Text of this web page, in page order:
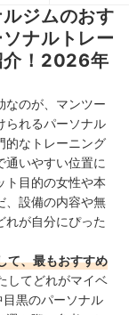
ルジムのおす
ナルトレー
介！2026年
なのが、マンツー
られるパーソナル
的なトレーニング
通いやすい位置に
ト目的の女性や本
、設備の内容や無
れが自分にぴった
て、最もおすすめ
してどれがマイベ
黒のパーソナル